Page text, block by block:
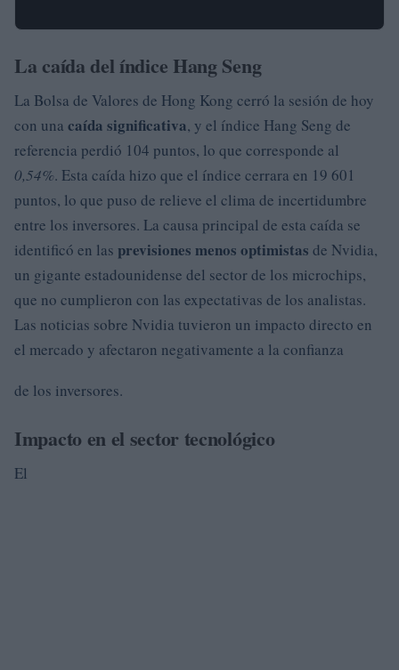
La caída del índice Hang Seng
La Bolsa de Valores de Hong Kong cerró la sesión de hoy
con una caída significativa, y el índice Hang Seng de
referencia perdió 104 puntos, lo que corresponde al
0,54%. Esta caída hizo que el índice cerrara en 19 601
puntos, lo que puso de relieve el clima de incertidumbre
entre los inversores. La causa principal de esta caída se
identificó en las previsiones menos optimistas de Nvidia,
un gigante estadounidense del sector de los microchips,
que no cumplieron con las expectativas de los analistas.
Las noticias sobre Nvidia tuvieron un impacto directo en
el mercado y afectaron negativamente a la confianza
de los inversores.
Impacto en el sector tecnológico
El